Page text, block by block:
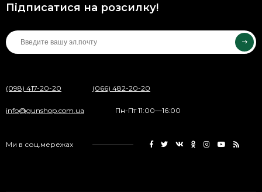
Підписатися на розсилку!
(098) 417-20-20 (066) 482-20-20
info@gunshop.com.ua Пн-Пт 11:00—16:00
Ми в соц.мережах